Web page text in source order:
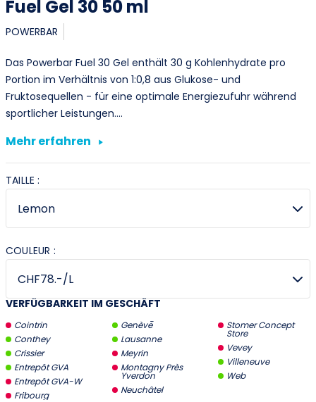
Fuel Gel 30 50 ml
POWERBAR
Das Powerbar Fuel 30 Gel enthält 30 g Kohlenhydrate pro
Portion im Verhältnis von 1:0,8 aus Glukose- und
Fruktosequellen - für eine optimale Energiezufuhr während
sportlicher Leistungen.…
Mehr erfahren
TAILLE :
COULEUR :
VERFÜGBARKEIT IM GESCHÄFT
Cointrin
Conthey
Crissier
Entrepôt GVA
Entrepôt GVA-W
Fribourg
Genève
Lausanne
Meyrin
Montagny Près
Yverdon
Neuchâtel
Stomer Concept
Store
Vevey
Villeneuve
Web